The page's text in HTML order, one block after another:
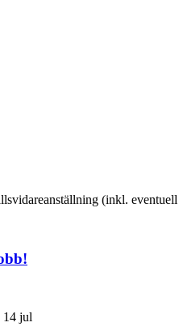
(inkl.
14 jul